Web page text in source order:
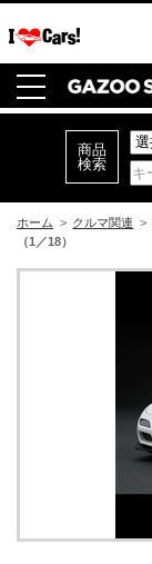
中古車検索
クルマ情報
ホーム > クルマ関連 >
（1／18）